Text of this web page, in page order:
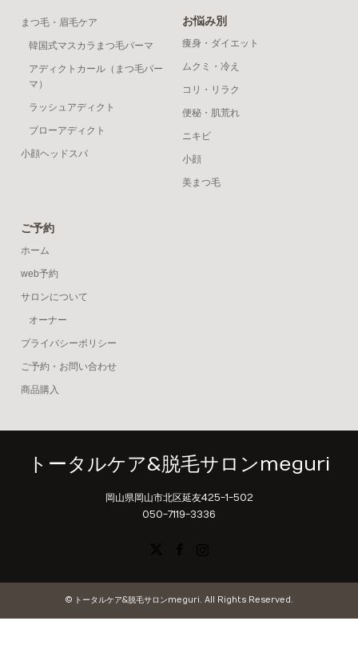
まつ毛・眉毛ケア
韓国式マスカラまつ毛パーマ
アディクトカール（まつ毛パー
マ）
ラッシュアディクト
ブローアディクト
小顔ヘッドスパ
お悩み別
痩身・ダイエット
ムクミ・冷え
コリ・リラク
便秘・肌荒れ
ニキビ
小顔
美まつ毛
ご予約
ホーム
web予約
サロンについて
オーナー
プライバシーポリシー
ご予約・お問い合わせ
商品購入
トータルケア&脱毛サロンmeguri
岡山県岡山市北区延友425-1-502
050-7119-3336
© トータルケア&脱毛サロンmeguri. All Rights Reserved.